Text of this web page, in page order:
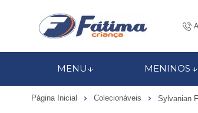
MENU MENINOS
Página Inicial Colecionáveis Sylvanian